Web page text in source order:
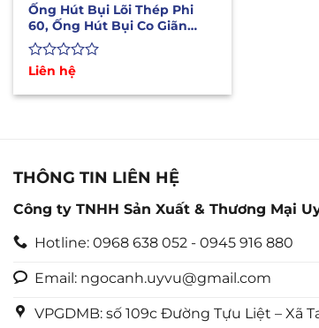
Ống Hút Bụi Lõi Thép Phi
60, Ống Hút Bụi Co Giãn
Đàn Hồi
Được
hạng
Liên hệ
THÔNG TIN LIÊN HỆ
Công ty TNHH Sản Xuất & Thương Mại
Hotline: 0968 638 052 - 0945 916 880
Email: ngocanh.uyvu@gmail.com
VPGDMB: số 109c Đường Tựu Liệt – Xã